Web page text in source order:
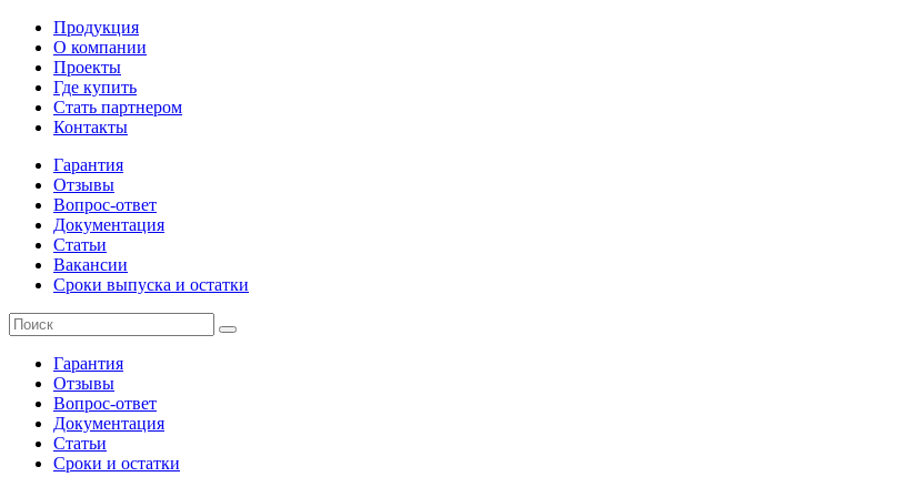
Продукция
О компании
Проекты
Где купить
Стать партнером
Контакты
Гарантия
Отзывы
Вопрос-ответ
Документация
Статьи
Вакансии
Сроки выпуска и остатки
Гарантия
Отзывы
Вопрос-ответ
Документация
Статьи
Сроки и остатки